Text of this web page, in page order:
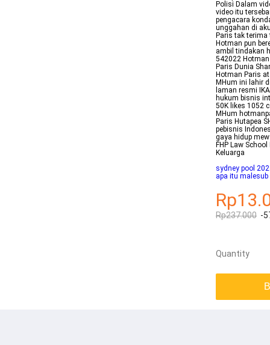
Polisi Dalam
video itu
pengacara
unggahan di
Paris tak
Hotman pun
ambil tindakan
542022
Paris Dunia
Hotman Paris
MHum ini lahir
laman resmi
hukum bisnis
50K likes 1052
MHum
Paris Hutapea
pebisnis
gaya hidup
FHP Law
Keluarga
sydney pool
apa itu malesub
Rp237.000 -
Quantity